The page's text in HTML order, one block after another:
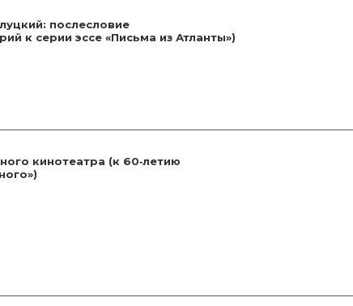
послесловие
к серии эссе «Письма из Атланты»)
кинотеатра (к 60‑летию